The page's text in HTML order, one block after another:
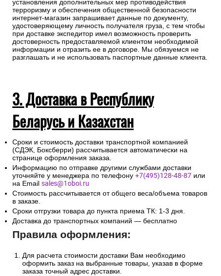
установления дополнительных мер противодействия
терроризму и обеспечения общественной безопасности
интернет-магазин запрашивает данные по документу,
удостоверяющему личность получателя груза, с тем чтобы
при доставке экспедитор имел возможность проверить
достоверность предоставляемой клиентом необходимой
информации и отразить ее в договоре. Мы обязуемся не
разглашать и не использовать паспортные данные клиента.
3. Доставка в Республику
Беларусь и Казахстан
Сроки и стоимость доставки транспортной компанией
(СДЭК, Боксберри) рассчитывается автоматически на
странице оформления заказа.
Информацию по отправке другими службами доставки
уточняйте у менеджера по телефону +7(495)128-48-87 или
на Email sales@1oboi.ru
Стоимость рассчитывается от общего веса/объема товаров
в заказе.
Сроки отгрузки товара до пункта приема ТК: 1-3 дня.
Доставка до транспортных компаний — бесплатно
Правила оформления:
Для расчета стоимости доставки Вам необходимо
оформить заказ на выбранные товары, указав в форме
заказа точный адрес доставки.